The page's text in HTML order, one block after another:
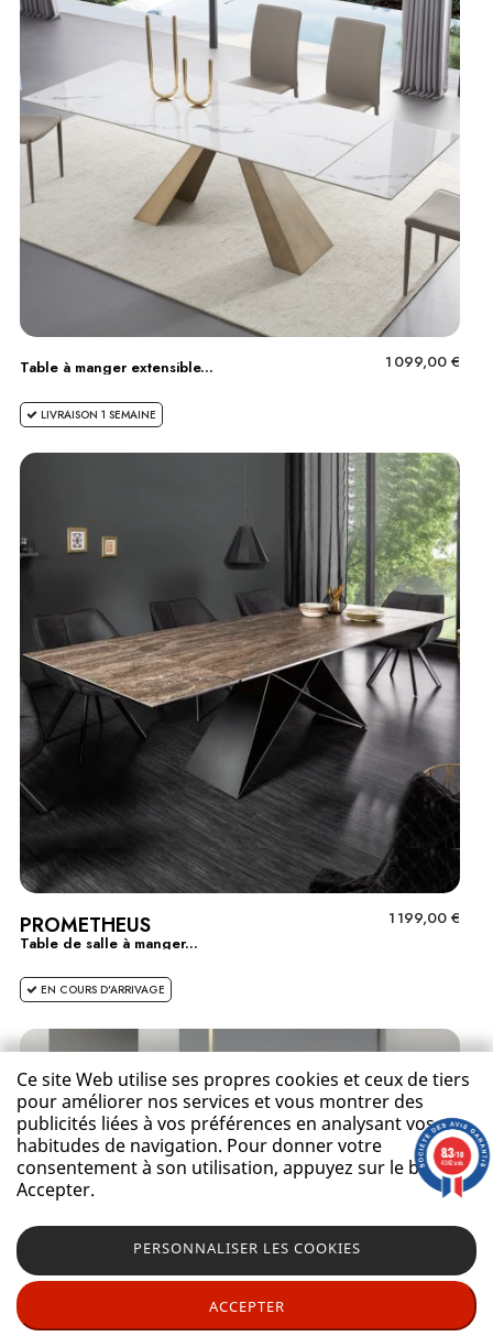
Table à manger extensible... 1 099,00 €
LIVRAISON 1 SEMAINE
PROMETHEUS
Table de salle à manger...
1 199,00 €
EN COURS D'ARRIVAGE
Ce site Web utilise ses propres cookies et ceux de tiers
pour améliorer nos services et vous montrer des
publicités liées à vos préférences en analysant vos
habitudes de navigation. Pour donner votre
consentement à son utilisation, appuyez sur le bouton
Accepter.
PERSONNALISER LES COOKIES
ACCEPTER
8.3/10
4342 avis